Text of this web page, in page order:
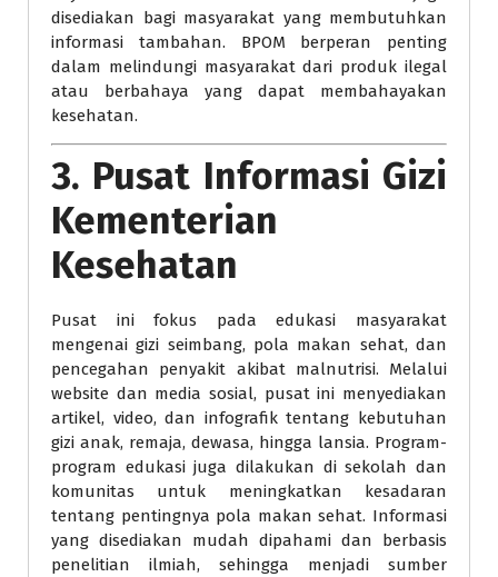
disediakan bagi masyarakat yang membutuhkan
informasi tambahan. BPOM berperan penting
dalam melindungi masyarakat dari produk ilegal
atau berbahaya yang dapat membahayakan
kesehatan.
3. Pusat Informasi Gizi
Kementerian
Kesehatan
Pusat ini fokus pada edukasi masyarakat
mengenai gizi seimbang, pola makan sehat, dan
pencegahan penyakit akibat malnutrisi. Melalui
website dan media sosial, pusat ini menyediakan
artikel, video, dan infografik tentang kebutuhan
gizi anak, remaja, dewasa, hingga lansia. Program-
program edukasi juga dilakukan di sekolah dan
komunitas untuk meningkatkan kesadaran
tentang pentingnya pola makan sehat. Informasi
yang disediakan mudah dipahami dan berbasis
penelitian ilmiah, sehingga menjadi sumber